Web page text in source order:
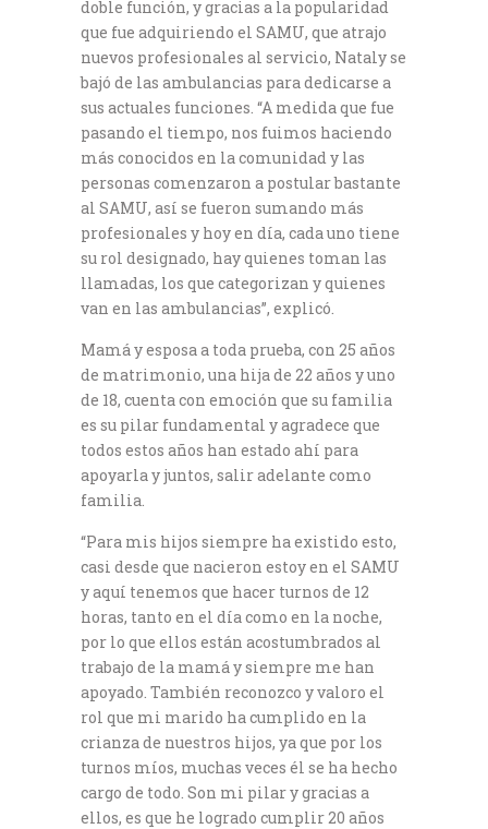
doble función, y gracias a la popularidad
que fue adquiriendo el SAMU, que atrajo
nuevos profesionales al servicio, Nataly se
bajó de las ambulancias para dedicarse a
sus actuales funciones. “A medida que fue
pasando el tiempo, nos fuimos haciendo
más conocidos en la comunidad y las
personas comenzaron a postular bastante
al SAMU, así se fueron sumando más
profesionales y hoy en día, cada uno tiene
su rol designado, hay quienes toman las
llamadas, los que categorizan y quienes
van en las ambulancias”, explicó.
Mamá y esposa a toda prueba, con 25 años
de matrimonio, una hija de 22 años y uno
de 18, cuenta con emoción que su familia
es su pilar fundamental y agradece que
todos estos años han estado ahí para
apoyarla y juntos, salir adelante como
familia.
“Para mis hijos siempre ha existido esto,
casi desde que nacieron estoy en el SAMU
y aquí tenemos que hacer turnos de 12
horas, tanto en el día como en la noche,
por lo que ellos están acostumbrados al
trabajo de la mamá y siempre me han
apoyado. También reconozco y valoro el
rol que mi marido ha cumplido en la
crianza de nuestros hijos, ya que por los
turnos míos, muchas veces él se ha hecho
cargo de todo. Son mi pilar y gracias a
ellos, es que he logrado cumplir 20 años